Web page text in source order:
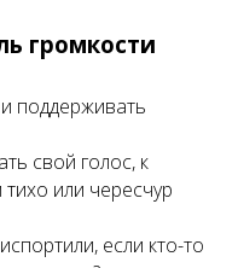
громкости
поддерживать
свой голос, к
или чересчур
если кто-то